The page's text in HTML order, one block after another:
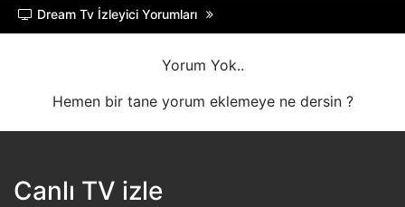
TLC
Dream Tv İzleyici Yorumları
Yorum Yok..
Hemen bir tane yorum eklemeye ne dersin ?
Canlı TV izle